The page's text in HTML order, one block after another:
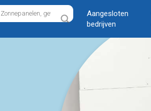
Aangesloten
bedrijven